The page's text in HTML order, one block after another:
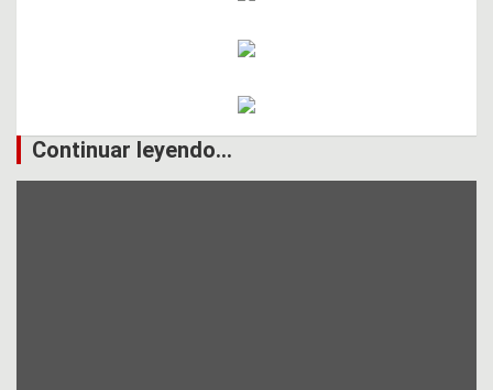
Continuar leyendo...